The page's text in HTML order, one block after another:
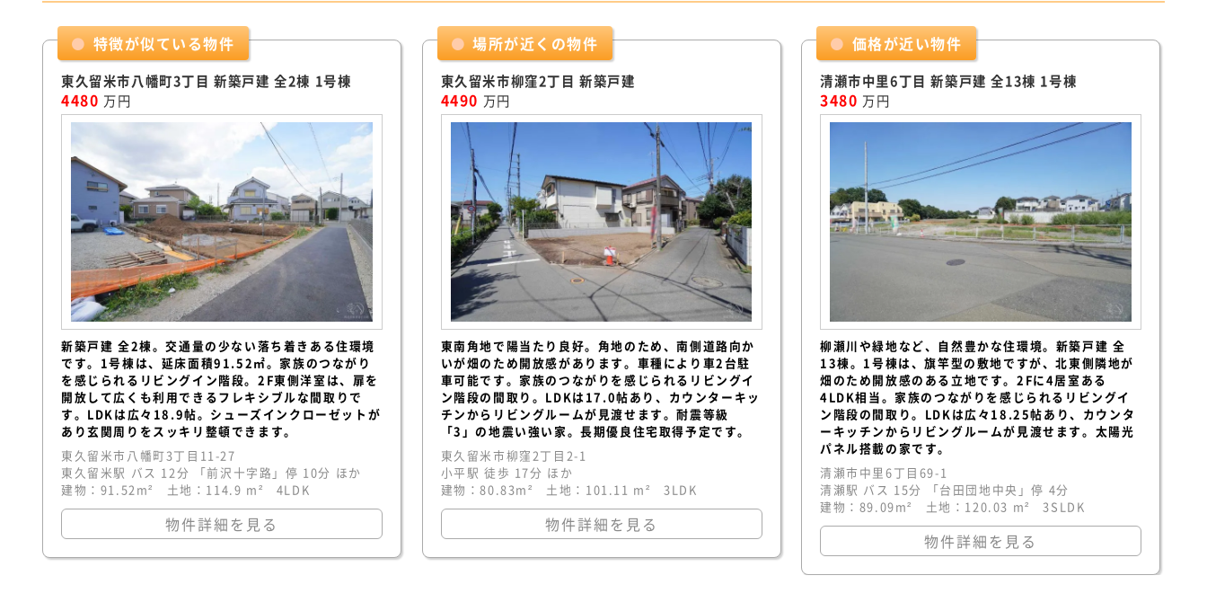
特徴が似ている物件
東久留米市八幡町3丁目 新築戸建 全2棟 1号棟
4480 万円
新築戸建 全2棟。交通量の少ない落ち着きある住環境
です。1号棟は、延床面積91.52㎡。家族のつながり
を感じられるリビングイン階段。2F東側洋室は、扉を
開放して広くも利用できるフレキシブルな間取りで
す。LDKは広々18.9帖。シューズインクローゼットが
あり玄関周りをスッキリ整頓できます。
東久留米市八幡町3丁目11-27
東久留米駅 バス 12分 「前沢十字路」停 10分 ほか
建物：91.52m² 土地：114.9 m² 4LDK
物件詳細を見る
場所が近くの物件
東久留米市柳窪2丁目 新築戸建
4490 万円
東南角地で陽当たり良好。角地のため、南側道路向か
いが畑のため開放感があります。車種により車2台駐
車可能です。家族のつながりを感じられるリビングイ
ン階段の間取り。LDKは17.0帖あり、カウンターキッ
チンからリビングルームが見渡せます。耐震等級
「3」の地震い強い家。長期優良住宅取得予定です。
東久留米市柳窪2丁目2-1
小平駅 徒歩 17分 ほか
建物：80.83m² 土地：101.11 m² 3LDK
物件詳細を見る
価格が近い物件
清瀬市中里6丁目 新築戸建 全13棟 1号棟
3480 万円
柳瀬川や緑地など、自然豊かな住環境。新築戸建 全
13棟。1号棟は、旗竿型の敷地ですが、北東側隣地が
畑のため開放感のある立地です。2Fに4居室ある
4LDK相当。家族のつながりを感じられるリビングイ
ン階段の間取り。LDKは広々18.25帖あり、カウンタ
ーキッチンからリビングルームが見渡せます。太陽光
パネル搭載の家です。
清瀬市中里6丁目69-1
清瀬駅 バス 15分 「台田団地中央」停 4分
建物：89.09m² 土地：120.03 m² 3SLDK
物件詳細を見る